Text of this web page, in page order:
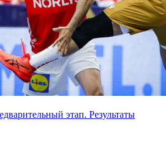
этап. Результаты